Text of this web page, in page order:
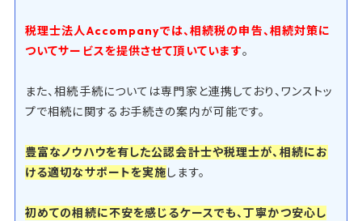
税理士法人Accompanyでは、相続税の申告、相続対策に
ついてサービスを提供させて頂いています。
また、相続手続については専門家と連携しており、ワンストッ
プで相続に関するお手続きの案内が可能です。
豊富なノウハウを有した公認会計士や税理士が、相続にお
ける適切なサポートを実施します。
初めての相続に不安を感じるケースでも、丁寧かつ安心し